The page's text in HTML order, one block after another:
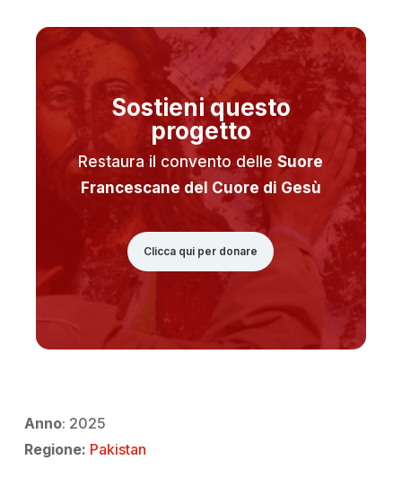
Sostieni questo
progetto
Restaura il convento delleSuore
Francescane del Cuore di Gesù
Clicca qui per donare
Anno: 2025
Regione: Pakistan